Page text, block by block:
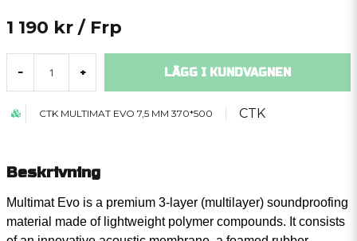
1 190 kr / Frp
- + LÄGG I KUNDVAGNEN
CTK MULTIMAT EVO 7,5 MM 370*500 CTK
Beskrivning
Multimat Evo is a premium 3-layer (multilayer) soundproofing
material made of lightweight polymer compounds. It consists